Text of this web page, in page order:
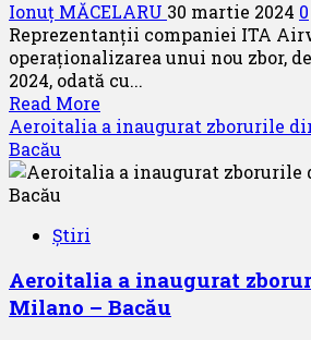
prima
conferință
internațională
din
Republica
Moldova:
–
Ionuț MĂCELARU 30 martie 2024 0
Reprezentanții companiei ITA
operaționalizarea unui nou zbor,
2024, odată cu...
Read More
more
ITA
nou
zbor
Aeroitalia a inaugurat zborurile
Bacău
Știri
Aeroitalia a inaugurat
Milano – Bacău